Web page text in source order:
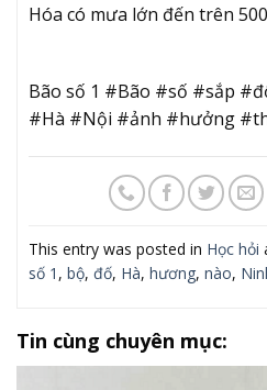
Hóa có mưa lớn đến trên
Bão số 1 #Bão #số #sắp
#Hà #Nội #ảnh #hưởng
This entry was posted in Học hỏi
số 1 , bộ, đố, Hà, hương, nào,
Tin cùng chuyên mục: